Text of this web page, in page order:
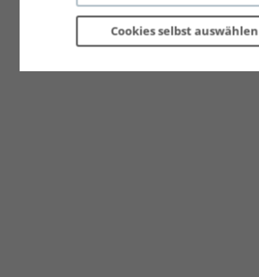
Cookies selbst auswählen